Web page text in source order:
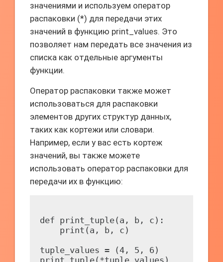
значениями и используем оператор
распаковки (*) для передачи этих
значений в функцию print_values. Это
позволяет нам передать все значения из
списка как отдельные аргументы
функции.
Оператор распаковки также может
использоваться для распаковки
элементов других структур данных,
таких как кортежи или словари.
Например, если у вас есть кортеж
значений, вы также можете
использовать оператор распаковки для
передачи их в функцию:
def print_tuple(a, b, c):
    print(a, b, c)
tuple_values = (4, 5, 6)